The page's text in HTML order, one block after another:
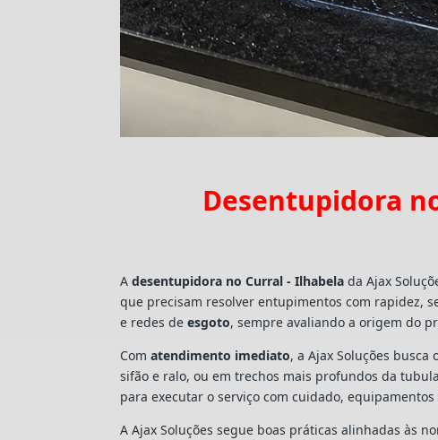
Desentupidora
Adesentupidora no Curral - Ilhabela da Ajax
que precisam resolver entupimentos com rapidez,
e redes deesgoto, sempre avaliando a origem do
Comatendimento imediato, a Ajax Soluções
sifão e ralo, ou em trechos mais profundos da
para executar o serviço com cuidado,
A Ajax Soluções segue boas práticas alinhadas às